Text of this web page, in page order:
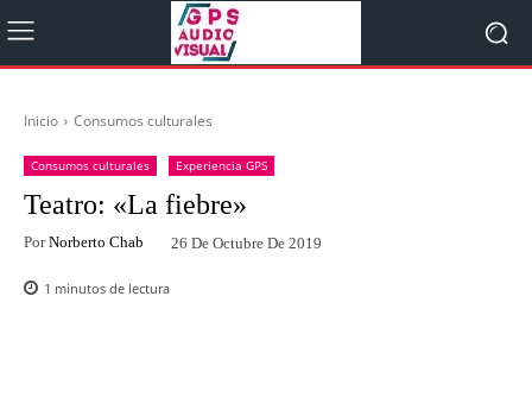
Inicio Consumos culturales
Consumos culturales Experiencia GPS
Teatro: «La fiebre»
Por Norberto Chab 26 De Octubre De 2019
1 minutos de lectura